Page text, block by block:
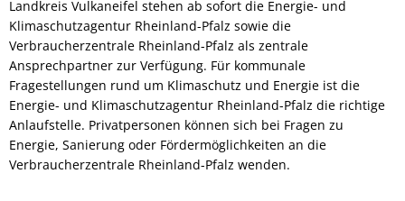
Landkreis Vulkaneifel stehen ab sofort die Energie- und
Klimaschutzagentur Rheinland-Pfalz sowie die
Verbraucherzentrale Rheinland-Pfalz als zentrale
Ansprechpartner zur Verfügung. Für kommunale
Fragestellungen rund um Klimaschutz und Energie ist die
Energie- und Klimaschutzagentur Rheinland-Pfalz die richtige
Anlaufstelle. Privatpersonen können sich bei Fragen zu
Energie, Sanierung oder Fördermöglichkeiten an die
Verbraucherzentrale Rheinland-Pfalz wenden.